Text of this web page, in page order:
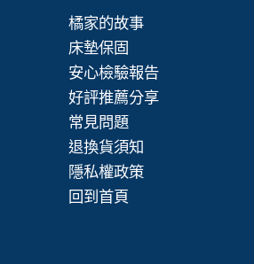
橘家的故事
床墊保固
安心檢驗報告
好評推薦分享
常見問題
退換貨須知
隱私權政策
回到首頁